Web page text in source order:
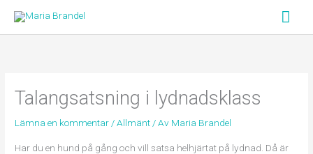
Talangsatsning i lydnadsklass
Lämna en kommentar /Allmänt / Av Maria Brandel
Har du en hund på gång och vill satsa helhjärtat på lydnad. Då är